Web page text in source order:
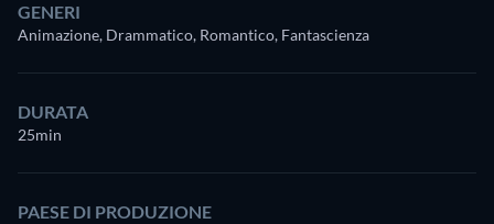
GENERI
Animazione, Drammatico, Romantico, Fantascienza
DURATA
25min
PAESE DI PRODUZIONE